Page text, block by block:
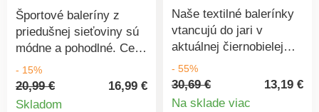
Športové baleríny z
priedušnej sieťoviny sú
módne a pohodlné. Cez
priehlavok guma. Ľahké
a pružné. Vyňateľná
stielka na penovom
- 15%
20,99 €
16,99 €
Skladom
Detail
Naše textilné balerínky
vtancujú do jari v
aktuálnej čiernobielej
kombinácii. Veľmi
pohodlné a príjemne
ľahké, s očkom na päte
- 55%
30,69 €
13,19 €
Na sklade viac